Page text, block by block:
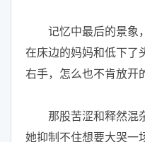
记忆中最后的景象，
在床边的妈妈和低下了
右手，怎么也不肯放开
那股苦涩和释然混杂
她抑制不住想要大哭一